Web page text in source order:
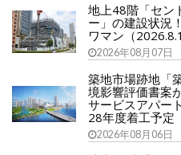
地上48階「セン
ー」の建設状況
ワマン（2026.8.1
2026年08月07日
築地市場跡地「
境影響評価書案
サービスアパー
28年度着工予定
2026年08月06日